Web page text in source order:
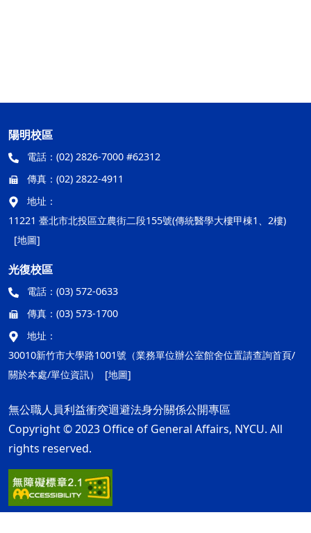
陽明校區
電話： (02) 2826-7000 #62312
傳真： (02) 2822-4911
地址：
11221 臺北市北投區立農街二段155號(傳統醫學大樓甲棟1、2樓)
[地圖]
光復校區
電話： (03) 572-0633
傳真： (03) 573-1700
地址：
30010新竹市大學路1001號（業務單位辦公室館舍位置請查詢首頁/
關於本處/單位資訊）
[地圖]
無公職人員利益衝突迴避法身分關係公開專區
Copyright © 2023 Office of General Affairs, NYCU. All
rights reserved.